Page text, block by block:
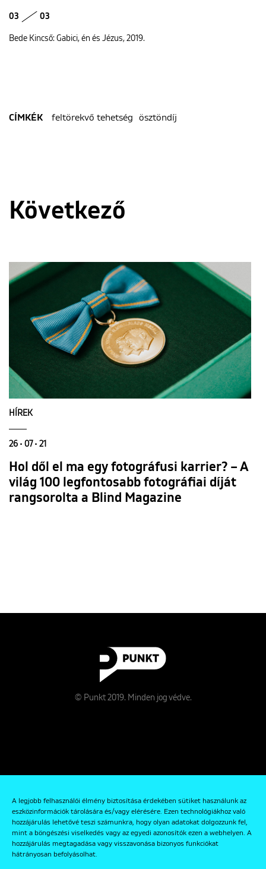
A legjobb felhasználói élmény biztosítása érdekében sütiket használunk az
eszközinformációk tárolására és/vagy elérésére. Ezen technológiákhoz való
hozzájárulás lehetővé teszi számunkra, hogy olyan adatokat dolgozzunk fel,
mint a böngészési viselkedés vagy az egyedi azonosítók ezen a webhelyen. A
hozzájárulás megtagadása vagy visszavonása bizonyos funkciókat
hátrányosan befolyásolhat.
03 03
Bede Kincső: Gabici, én és Jézus, 2019.
CÍMKÉK feltörekvő tehetség ösztöndíj
Következő
HÍREK
26 • 07 • 21
Hol dől el ma egy fotográfusi karrier? – A
világ 100 legfontosabb fotográfiai díját
rangsorolta a Blind Magazine
© Punkt 2019. Minden jog védve.
Kapcsolat
Adatkezelési és Adatvédelmi Szabályzat